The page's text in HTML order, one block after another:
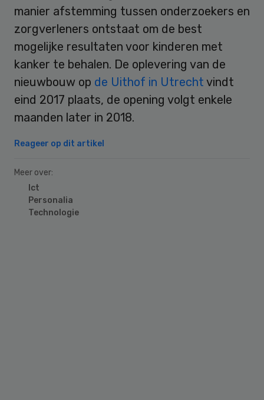
manier afstemming tussen onderzoekers en
zorgverleners ontstaat om de best
mogelijke resultaten voor kinderen met
kanker te behalen. De oplevering van de
nieuwbouw op de Uithof in Utrecht vindt
eind 2017 plaats, de opening volgt enkele
maanden later in 2018.
Reageer op dit artikel
Meer over:
Ict
Personalia
Technologie